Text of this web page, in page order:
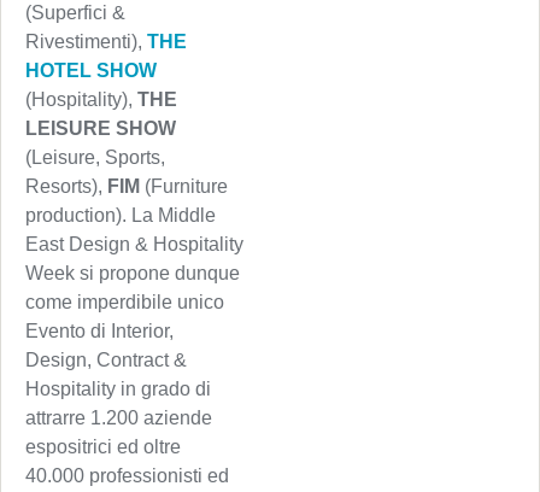
(Superfici &
Rivestimenti), THE
HOTEL SHOW
(Hospitality), THE
LEISURE SHOW
(Leisure, Sports,
Resorts), FIM (Furniture
production). La Middle
East Design & Hospitality
Week si propone dunque
come imperdibile unico
Evento di Interior,
Design, Contract &
Hospitality in grado di
attrarre 1.200 aziende
espositrici ed oltre
40.000 professionisti ed